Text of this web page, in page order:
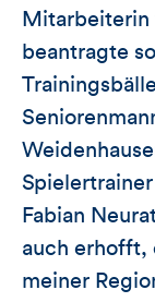
Mitarbeiterin
beantragte
Fabian
auch erhofft,
meiner